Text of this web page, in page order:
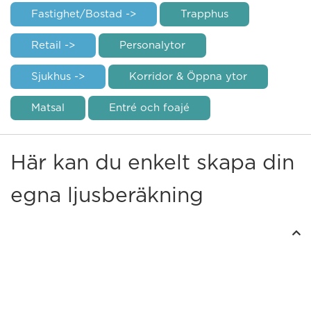
Fastighet/Bostad -> Trapphus
Retail -> Personalytor
Sjukhus -> Korridor & Öppna ytor
Matsal Entré och foajé
Här kan du enkelt skapa din
egna ljusberäkning